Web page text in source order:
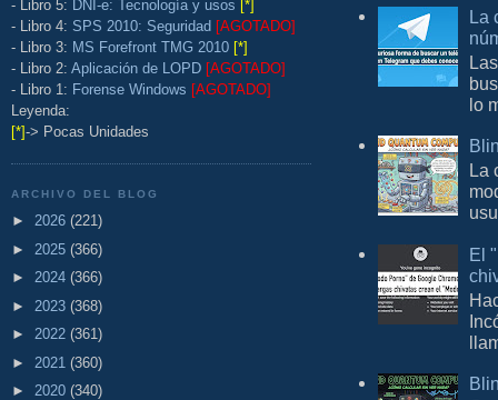
- Libro 5: DNI-e: Tecnología y usos [*]
- Libro 4: SPS 2010: Seguridad [AGOTADO]
- Libro 3: MS Forefront TMG 2010 [*]
- Libro 2: Aplicación de LOPD [AGOTADO]
- Libro 1: Forense Windows [AGOTADO]
Leyenda:
[*]-> Pocas Unidades
ARCHIVO DEL BLOG
► 2026 (221)
► 2025 (366)
► 2024 (366)
► 2023 (368)
► 2022 (361)
► 2021 (360)
► 2020 (340)
La
lo
La
El